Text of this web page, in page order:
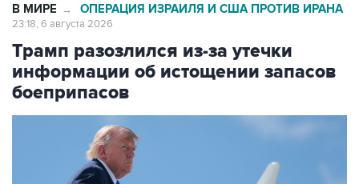
В МИРЕ → ОПЕРАЦИЯ ИЗРАИЛЯ И США ПРОТИВ ИРАНА
23:18, 6 августа 2026
Трамп разозлился из-за утечки
информации об истощении запасов
боеприпасов